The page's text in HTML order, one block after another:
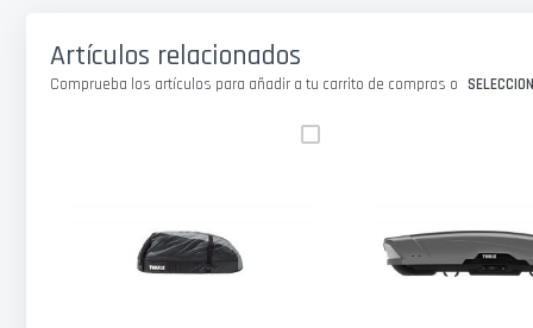
imágenes
Artículos relacionados
Comprueba los artículos para añadir a tu carrito de compras o